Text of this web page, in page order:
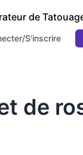
S'inscrire
de
de